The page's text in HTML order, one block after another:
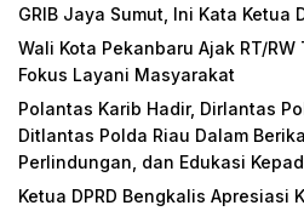
GRIB Jaya Sumut, Ini Kata Ketua
Wali Kota Pekanbaru Ajak RT/
Fokus Layani Masyarakat
Polantas Karib Hadir, Dirlantas
Ditlantas Polda Riau Dalam
Perlindungan, dan Edukasi
Ketua DPRD Bengkalis Apresiasi